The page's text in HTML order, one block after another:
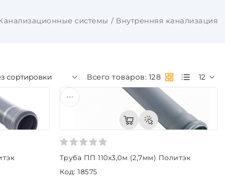
системы Внутренняя канализация
сортировки Всего товаров: 128 12
Труба ПП 110х3,0м (2,7мм) Политэк
Код: 18575